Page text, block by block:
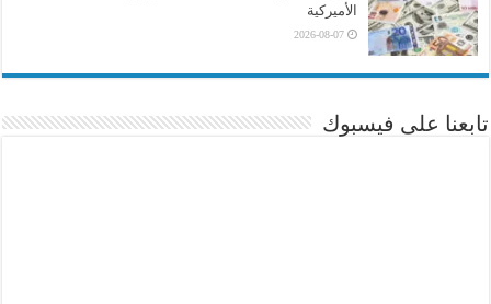
الأميركية
2026-08-07
تابعنا على فيسبوك